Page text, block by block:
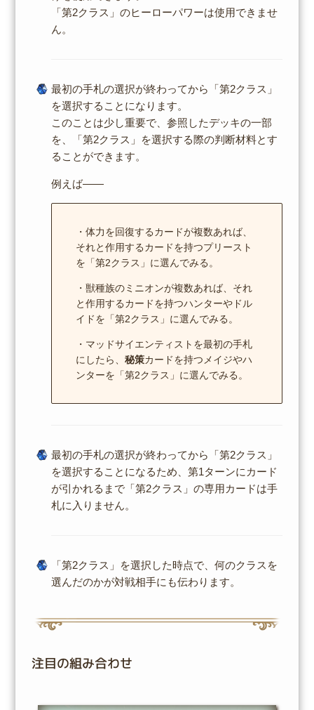
「第2クラス」のヒーローパワーは使用できませ
ん。
最初の手札の選択が終わってから「第2クラス」
を選択することになります。
このことは少し重要で、参照したデッキの一部
を、「第2クラス」を選択する際の判断材料とす
ることができます。
例えば――
・体力を回復するカードが複数あれば、
それと作用するカードを持つプリースト
を「第2クラス」に選んでみる。
・獣種族のミニオンが複数あれば、それ
と作用するカードを持つハンターやドル
イドを「第2クラス」に選んでみる。
・マッドサイエンティストを最初の手札
にしたら、 秘策カードを持つメイジやハ
ンターを「第2クラス」に選んでみる。
最初の手札の選択が終わってから「第2クラス」
を選択することになるため、第1ターンにカード
が引かれるまで「第2クラス」の専用カードは手
札に入りません。
「第2クラス」を選択した時点で、何のクラスを
選んだのかが対戦相手にも伝わります。
注目の組み合わせ